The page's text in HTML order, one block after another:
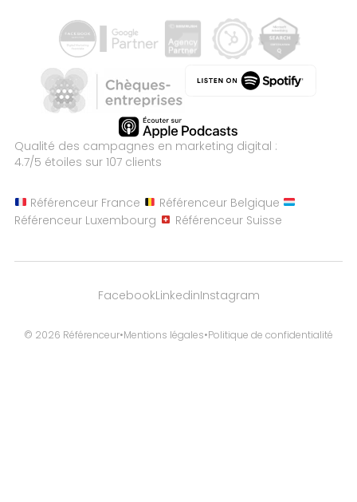
Qualité des campagnes en marketing digital :
4.7/5 étoiles sur 107 clients
Référenceur France
Référenceur Belgique
Référenceur Luxembourg
Référenceur Suisse
© 2026 Référenceur•Mentions légales•Politique de confidentialité
FacebookLinkedinInstagram